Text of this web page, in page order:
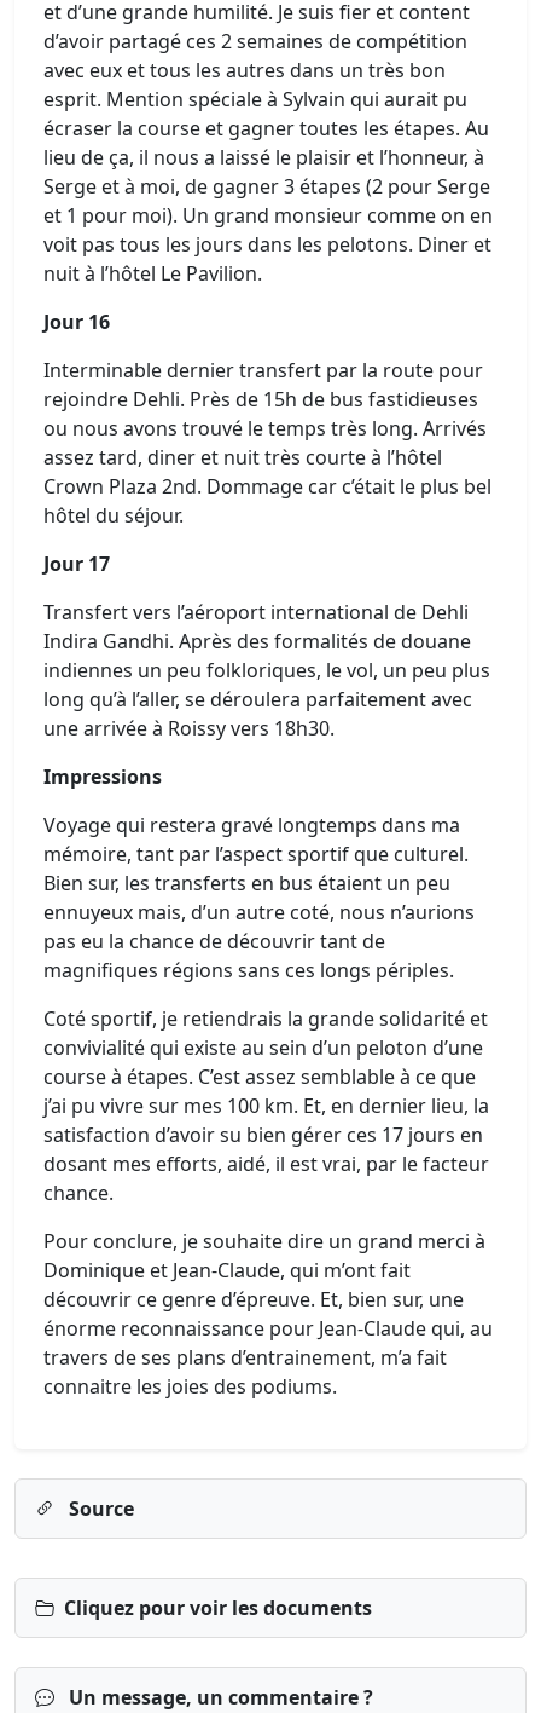
et d’une grande humilité. Je suis fier et content
d’avoir partagé ces 2 semaines de compétition
avec eux et tous les autres dans un très bon
esprit. Mention spéciale à Sylvain qui aurait pu
écraser la course et gagner toutes les étapes. Au
lieu de ça, il nous a laissé le plaisir et l’honneur, à
Serge et à moi, de gagner 3 étapes (2 pour Serge
et 1 pour moi). Un grand monsieur comme on en
voit pas tous les jours dans les pelotons. Diner et
nuit à l’hôtel Le Pavilion.
Jour 16
Interminable dernier transfert par la route pour
rejoindre Dehli. Près de 15h de bus fastidieuses
ou nous avons trouvé le temps très long. Arrivés
assez tard, diner et nuit très courte à l’hôtel
Crown Plaza 2nd. Dommage car c’était le plus bel
hôtel du séjour.
Jour 17
Transfert vers l’aéroport international de Dehli
Indira Gandhi. Après des formalités de douane
indiennes un peu folkloriques, le vol, un peu plus
long qu’à l’aller, se déroulera parfaitement avec
une arrivée à Roissy vers 18h30.
Impressions
Voyage qui restera gravé longtemps dans ma
mémoire, tant par l’aspect sportif que culturel.
Bien sur, les transferts en bus étaient un peu
ennuyeux mais, d’un autre coté, nous n’aurions
pas eu la chance de découvrir tant de
magnifiques régions sans ces longs périples.
Coté sportif, je retiendrais la grande solidarité et
convivialité qui existe au sein d’un peloton d’une
course à étapes. C’est assez semblable à ce que
j’ai pu vivre sur mes 100 km. Et, en dernier lieu, la
satisfaction d’avoir su bien gérer ces 17 jours en
dosant mes efforts, aidé, il est vrai, par le facteur
chance.
Pour conclure, je souhaite dire un grand merci à
Dominique et Jean-Claude, qui m’ont fait
découvrir ce genre d’épreuve. Et, bien sur, une
énorme reconnaissance pour Jean-Claude qui, au
travers de ses plans d’entrainement, m’a fait
connaitre les joies des podiums.
Source
Cliquez pour voir les documents
Un message, un commentaire ?